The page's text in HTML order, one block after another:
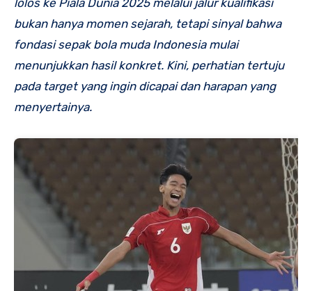
lolos ke Piala Dunia 2025 melalui jalur kualifikasi
bukan hanya momen sejarah, tetapi sinyal bahwa
fondasi sepak bola muda Indonesia mulai
menunjukkan hasil konkret. Kini, perhatian tertuju
pada target yang ingin dicapai dan harapan yang
menyertainya.